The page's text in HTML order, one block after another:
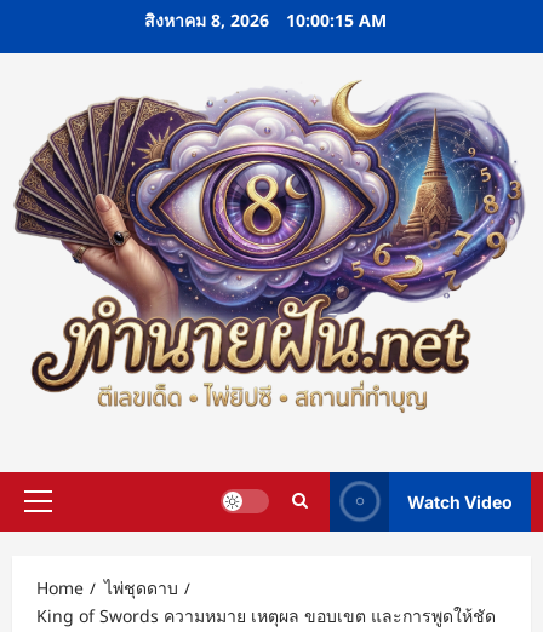
สิงหาคม 8, 2026 10:00:16 AM
Primary
Watch Video
Home
ไพ่ชุดดาบ
King of Swords ความหมาย เหตุผล ขอบเขต และการพูดให้ชัด